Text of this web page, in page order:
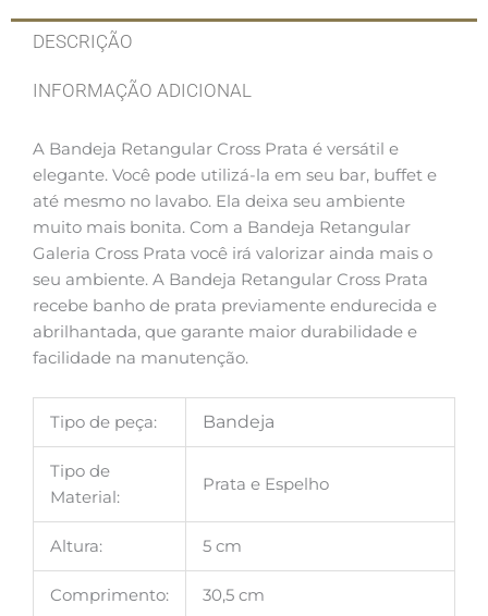
DESCRIÇÃO
INFORMAÇÃO ADICIONAL
A Bandeja Retangular Cross Prata é versátil e
elegante. Você pode utilizá-la em seu bar, buffet e
até mesmo no lavabo. Ela deixa seu ambiente
muito mais bonita. Com a Bandeja Retangular
Galeria Cross Prata você irá valorizar ainda mais o
seu ambiente. A Bandeja Retangular Cross Prata
recebe banho de prata previamente endurecida e
abrilhantada, que garante maior durabilidade e
facilidade na manutenção.
Tipo de peça: Bandeja
Tipo de
Material:
Prata e Espelho
Altura: 5 cm
Comprimento: 30,5 cm